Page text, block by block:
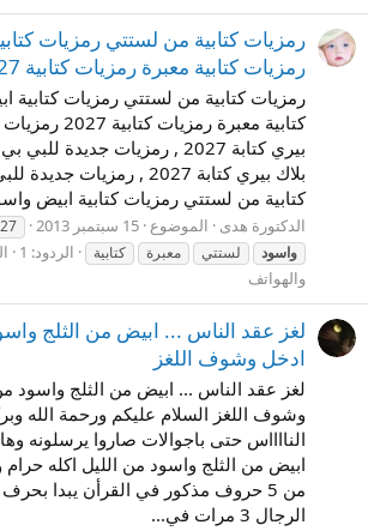
رمزيات كتابية من لستتي رمزيات
رمزيات كتابية معبرة رمزيات كتابية 2027 رمزيات كتابية
رمزيات كتابية من لستتي رمزيات كتابية
كتابية معبرة
كتابية من لستتي رمزيات كتابية ابيض
الدكتورة هدى الموضوع 15 سبتمبر 2013
واسود
لستتي معبرة كتابية الردود: 1
والهواتف
لغز عقد الناس ... ابيض من الثلج
ادخل وشوف اللغز
لغز عقد الناس ... ابيض من الثلج واسود
وشوف اللغز السلام عليكم ورحمة الله
النااااس حتى باجوالات صاروا يرسلونه
ابيض من الثلج واسود من الليل اكله
من 5 حروف مذكور في القرأن يبدا
الرجال 3 مرات في...